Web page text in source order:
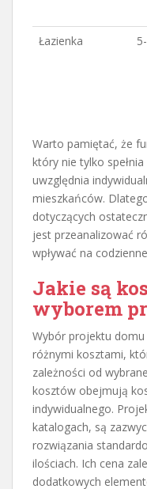
Łazienka
Warto pamiętać, że
który nie tylko
uwzględnia
mieszkańców.
dotyczących
jest przeanalizować
wpływać na
Jakie są
wyborem
Wybór projektu
różnymi kosztami,
zależności od
kosztów obejmują
indywidualnego.
katalogach, są
rozwiązania
ilościach. Ich cena
dodatkowych